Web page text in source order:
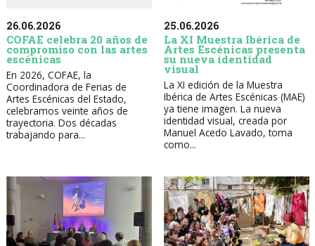
26.06.2026
COFAE celebra 20 años de
compromiso con las artes
escénicas
En 2026, COFAE, la
Coordinadora de Ferias de
Artes Escénicas del Estado,
celebramos veinte años de
trayectoria. Dos décadas
trabajando para...
25.06.2026
La XI Muestra Ibérica de
Artes Escénicas presenta
su nueva identidad
visual
La XI edición de la Muestra
Ibérica de Artes Escénicas (MAE)
ya tiene imagen. La nueva
identidad visual, creada por
Manuel Acedo Lavado, toma
como...